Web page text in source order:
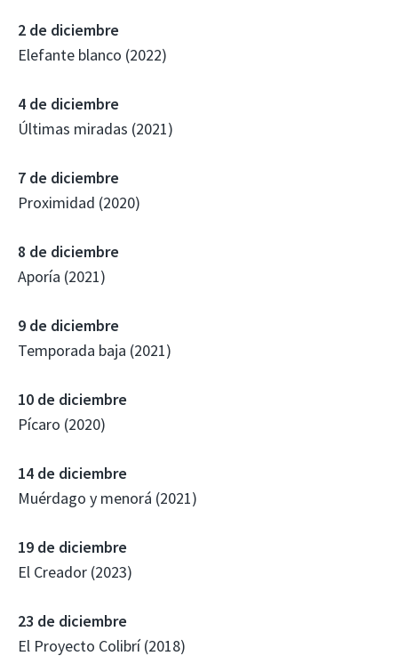
2 de diciembre
Elefante blanco (2022)
4 de diciembre
Últimas miradas (2021)
7 de diciembre
Proximidad (2020)
8 de diciembre
Aporía (2021)
9 de diciembre
Temporada baja (2021)
10 de diciembre
Pícaro (2020)
14 de diciembre
Muérdago y menorá (2021)
19 de diciembre
El Creador (2023)
23 de diciembre
El Proyecto Colibrí (2018)